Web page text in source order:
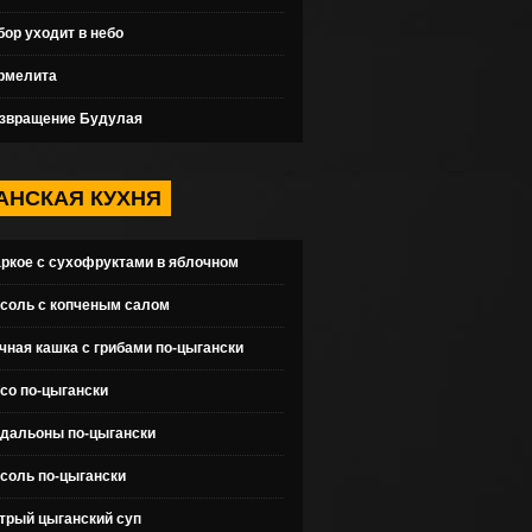
уходит в небо
Будулая
КУХНЯ
с сухофруктами в яблочном
с копченым салом
кашка с грибами по-цыгански
по-цыгански
по-цыгански
по-цыгански
цыганский суп